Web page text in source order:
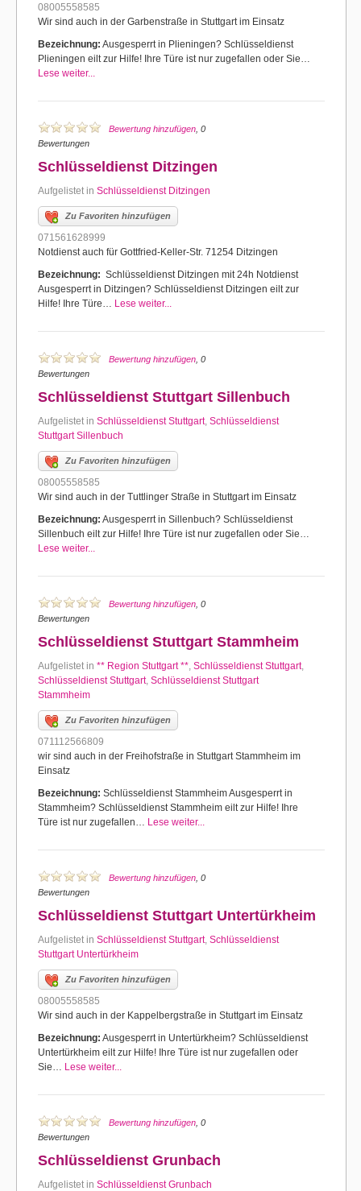
08005558585
Wir sind auch in der Garbenstraße in Stuttgart im Einsatz
Bezeichnung: Ausgesperrt in Plieningen? Schlüsseldienst
Plieningen eilt zur Hilfe! Ihre Türe ist nur zugefallen oder Sie…
Lese weiter...
Bewertung hinzufügen , 0
Bewertungen
Schlüsseldienst Ditzingen
Aufgelistet in Schlüsseldienst Ditzingen
Zu Favoriten hinzufügen
071561628999
Notdienst auch für Gottfried-Keller-Str. 71254 Ditzingen
Bezeichnung: Schlüsseldienst Ditzingen mit 24h Notdienst
Ausgesperrt in Ditzingen? Schlüsseldienst Ditzingen eilt zur
Hilfe! Ihre Türe… Lese weiter...
Bewertung hinzufügen , 0
Bewertungen
Schlüsseldienst Stuttgart Sillenbuch
Aufgelistet in Schlüsseldienst Stuttgart, Schlüsseldienst
Stuttgart Sillenbuch
Zu Favoriten hinzufügen
08005558585
Wir sind auch in der Tuttlinger Straße in Stuttgart im Einsatz
Bezeichnung: Ausgesperrt in Sillenbuch? Schlüsseldienst
Sillenbuch eilt zur Hilfe! Ihre Türe ist nur zugefallen oder Sie…
Lese weiter...
Bewertung hinzufügen , 0
Bewertungen
Schlüsseldienst Stuttgart Stammheim
Aufgelistet in ** Region Stuttgart **, Schlüsseldienst Stuttgart,
Schlüsseldienst Stuttgart, Schlüsseldienst Stuttgart
Stammheim
Zu Favoriten hinzufügen
071112566809
wir sind auch in der Freihofstraße in Stuttgart Stammheim im
Einsatz
Bezeichnung: Schlüsseldienst Stammheim Ausgesperrt in
Stammheim? Schlüsseldienst Stammheim eilt zur Hilfe! Ihre
Türe ist nur zugefallen… Lese weiter...
Bewertung hinzufügen , 0
Bewertungen
Schlüsseldienst Stuttgart Untertürkheim
Aufgelistet in Schlüsseldienst Stuttgart, Schlüsseldienst
Stuttgart Untertürkheim
Zu Favoriten hinzufügen
08005558585
Wir sind auch in der Kappelbergstraße in Stuttgart im Einsatz
Bezeichnung: Ausgesperrt in Untertürkheim? Schlüsseldienst
Untertürkheim eilt zur Hilfe! Ihre Türe ist nur zugefallen oder
Sie… Lese weiter...
Bewertung hinzufügen , 0
Bewertungen
Schlüsseldienst Grunbach
Aufgelistet in Schlüsseldienst Grunbach